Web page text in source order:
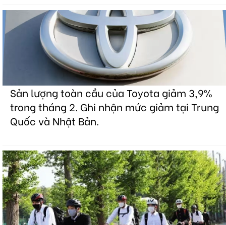
Sản lượng toàn cầu của Toyota giảm 3,9%
trong tháng 2. Ghi nhận mức giảm tại Trung
Quốc và Nhật Bản.